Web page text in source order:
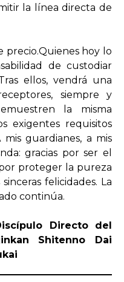
la línea directa de
precio.Quienes hoy lo
de custodiar
ellos, vendrá una
siempre y
la misma
exigentes requisitos
guardianes, a mis
gracias por ser el
proteger la pureza
felicidades. La
continúa.
Directo del
Shitenno Dai